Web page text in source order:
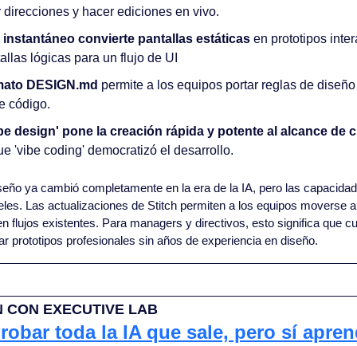
direcciones y hacer ediciones en vivo.
convierte pantallas estáticas en prototipos
lógicas para un flujo de UI
DESIGN.md permite a los equipos portar reglas de
código.
design' pone la creación rápida y potente al alcance de
'vibe coding' democratizó el desarrollo.
ya cambió completamente en la era de la IA, pero las
Las actualizaciones de Stitch permiten a los equipos moverse
flujos existentes. Para managers y directivos, esto significa que
prototipos profesionales sin años de experiencia en diseño.
CON EXECUTIVE LAB
toda la IA que sale, pero sí